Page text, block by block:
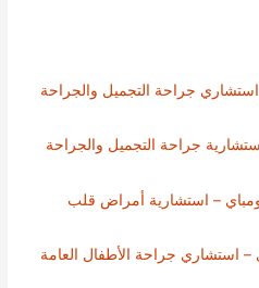
جراحة التجميل والجراحة
جراحة التجميل والجراحة
– استشارية أمراض قلب
– استشاري جراحة الأطفال العامة